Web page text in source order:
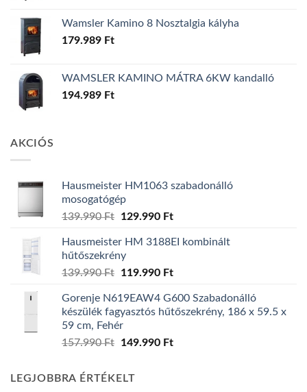
Wamsler Kamino 8 Nosztalgia kályha
179.989 Ft
WAMSLER KAMINO MÁTRA 6KW kandalló
194.989 Ft
AKCIÓS
Hausmeister HM1063 szabadonálló
mosogatógép
139.990Ft
Original
was:
139.990 Ft.
129.990 FtCurrent
is:
Hausmeister HM 3188EI kombinált
hűtőszekrény
139.990Ft
Original
was:
139.990 Ft.
119.990 FtCurrent
is:
119.990 Ft.
Gorenje N619EAW4 G600 Szabadonálló
készülék fagyasztós hűtőszekrény, 186 x 59.5 x
59 cm, Fehér
157.990Ft
Original
157.990 Ft.
149.990 FtCurrent
LEGJOBBRA ÉRTÉKELT